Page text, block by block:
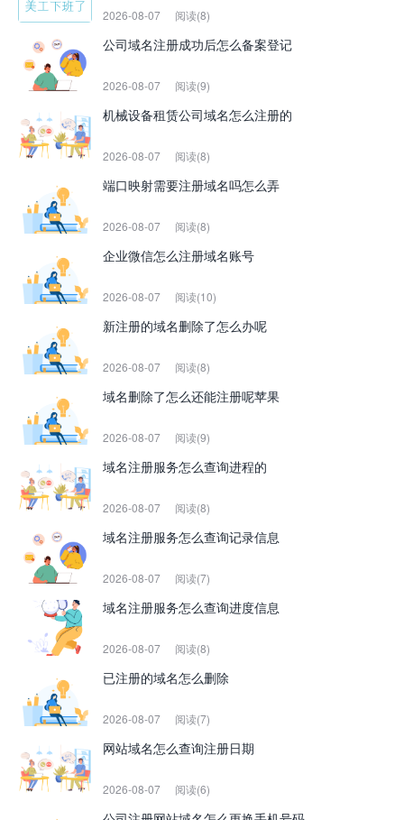
2026-08-07 阅读(8)
公司域名注册成功后怎么备案登记
2026-08-07 阅读(9)
机械设备租赁公司域名怎么注册的
2026-08-07 阅读(8)
端口映射需要注册域名吗怎么弄
2026-08-07 阅读(8)
企业微信怎么注册域名账号
2026-08-07 阅读(10)
新注册的域名删除了怎么办呢
2026-08-07 阅读(8)
域名删除了怎么还能注册呢苹果
2026-08-07 阅读(9)
域名注册服务怎么查询进程的
2026-08-07 阅读(8)
域名注册服务怎么查询记录信息
2026-08-07 阅读(7)
域名注册服务怎么查询进度信息
2026-08-07 阅读(8)
已注册的域名怎么删除
2026-08-07 阅读(7)
网站域名怎么查询注册日期
2026-08-07 阅读(6)